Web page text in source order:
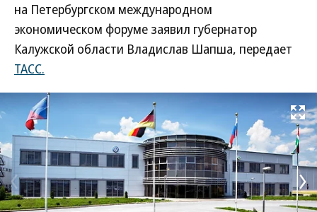
на Петербургском международном
экономическом форуме заявил губернатор
Калужской области Владислав Шапша, передает
ТАСС.
Развернуть